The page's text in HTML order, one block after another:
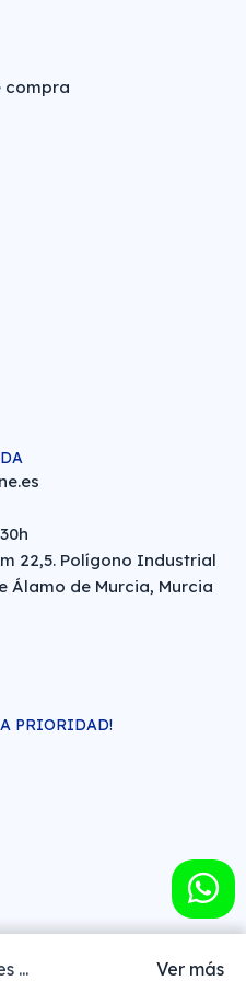
... Ver más
compra
22,5. Polígono Industrial
Álamo de Murcia, Murcia
PRIORIDAD!
HIGIENE S.L. (CIF: B-